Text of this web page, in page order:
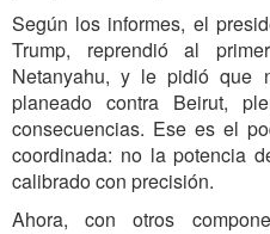
Según los informes, el
Trump, reprendió al
Netanyahu, y le pidió que
planeado contra Beirut,
consecuencias. Ese es el
coordinada: no la potencia
calibrado con precisión.
Ahora, con otros